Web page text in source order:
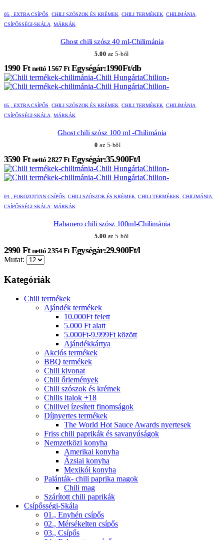
05., EXTRA CSÍPŐS CHILI SZÓSZOK ÉS KRÉMEK CHILI TERMÉKEK CHILIMÁNIA
CSÍPŐSSÉGI-SKÁLA
MÁRKÁK
Ghost chili szósz 40 ml-Chilimánia
5.00 az 5-ből
1990 Ft nettó 1567Ft Egységár:1990Ft/db
05., EXTRA CSÍPŐS CHILI SZÓSZOK ÉS KRÉMEK CHILI TERMÉKEK CHILIMÁNIA
CSÍPŐSSÉGI-SKÁLA
MÁRKÁK
Ghost chili szósz 100 ml -Chilimánia
0 az 5-ből
3590 Ft nettó2827Ft Egységár:35.900Ft/l
04., FOKOZOTTAN CSÍPŐS CHILI SZÓSZOK ÉS KRÉMEK CHILI TERMÉKEK CHILIMÁNIA
CSÍPŐSSÉGI-SKÁLA
MÁRKÁK
Habanero chili szósz 100ml-Chilimánia
5.00 az 5-ből
2990 Ft nettó2354Ft Egységár:29.900Ft/l
Mutat:
Kategóriák
Chili termékek
Ajándék termékek
10.000Ft felett
5.000 Ft alatt
5.000Ft-9.999Ft között
Ajándékkártya
Akciós termékek
BBQ termékek
Chili kivonat
Chili őrlemények
Chili szószok és krémek
Chilis italok +18
Chilivel ízesített finomságok
Díjnyertes termékek
The World Hot Sauce Awards nyertesek
Friss chili paprikák és savanyúságok
Nemzetközi konyha
Amerikai konyha
Ázsiai konyha
Mexikói konyha
Palánták- chili paprika magok
Chili mag
Szárított chili paprikák
Csípősségi-Skála
01., Enyhén csípős
02., Mérsékelten csípős
03., Csípős